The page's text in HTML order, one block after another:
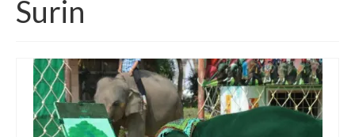
Carte Thaïlande
Thaïlande – Infos
Paludisme en Thaïlande
Les articles de la Thaïlande
Surin